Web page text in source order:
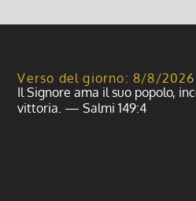
Verso del giorno: 8/8/2026
Il Signore ama il suo popolo,
vittoria. — Salmi 149:4